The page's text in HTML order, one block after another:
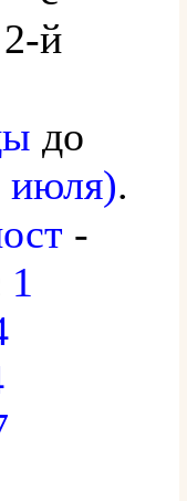
й
до
.
-
1